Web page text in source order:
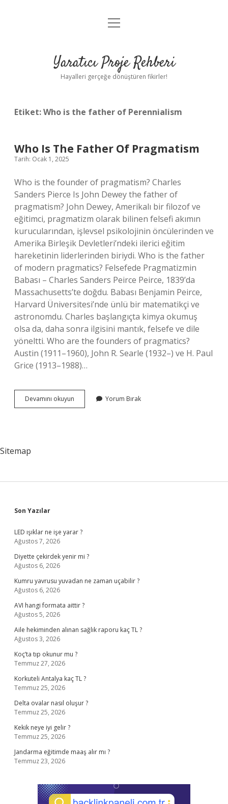
Anasayfa
Yasal Uyarı
menüyü
Yaratıcı Proje Rehberi
Hayalleri gerçeğe dönüştüren fikirler!
Etiket:Who is the father of Perennialism
Who Is The Father Of Pragmatism
Tarih: Ocak 1, 2025
Who is the founder of pragmatism? Charles
Sanders Pierce Is John Dewey the father of
pragmatism? John Dewey, Amerikalı bir filozof ve
eğitimci, pragmatizm olarak bilinen felsefi akımın
kurucularından, işlevsel psikolojinin öncülerinden ve
Amerika Birleşik Devletleri’ndeki ilerici eğitim
hareketinin liderlerinden biriydi. Who is the father
of modern pragmatics? Felsefede Pragmatizmin
Babası – Charles Sanders Peirce Peirce, 1839’da
Massachusetts’te doğdu. Babası Benjamin Peirce,
Harvard Üniversitesi’nde ünlü bir matematikçi ve
astronomdu. Charles başlangıçta kimya okumuş
olsa da, daha sonra ilgisini mantık, felsefe ve dile
yöneltti. Who are the founders of pragmatics?
Austin (1911–1960), John R. Searle (1932–) ve H. Paul
Grice (1913–1988)…
Devamını okuyun
Is
Yorum Bırak
Sitemap
Sidebar
Son Yazılar
LED ışıklar ne işe yarar ?
Ağustos 7, 2026
Diyette çekirdek yenir mi ?
Ağustos 6, 2026
Kumru yavrusu yuvadan ne zaman uçabilir ?
Ağustos 6, 2026
AVI hangi formata aittir ?
Ağustos 5, 2026
Aile hekiminden alınan sağlık raporu kaç TL ?
Ağustos 3, 2026
Koç’ta tıp okunur mu ?
Temmuz 27, 2026
Korkuteli Antalya kaç TL ?
Temmuz 25, 2026
Delta ovalar nasıl oluşur ?
Temmuz 25, 2026
Kekik neye iyi gelir ?
Temmuz 25, 2026
Jandarma eğitimde maaş alır mı ?
Temmuz 23, 2026